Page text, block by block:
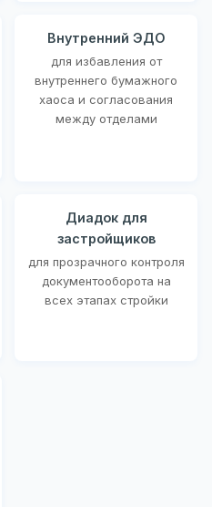
Внутренний ЭДО
для избавления от
внутреннего бумажного
хаоса и согласования
между отделами
Диадок для
застройщиков
для прозрачного контроля
документооборота на
всех этапах стройки